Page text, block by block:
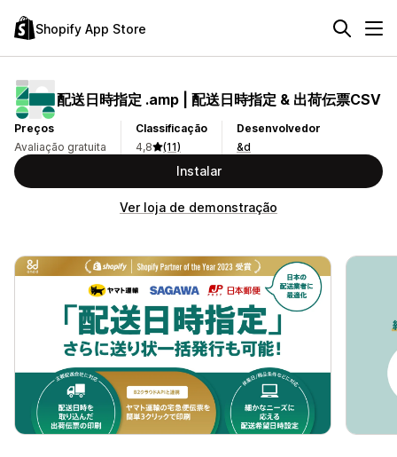
Shopify App Store
配送日時指定 .amp | 配送日時指定 & 出荷伝票CSV
Preços
Avaliação gratuita
Classificação
4,8
(11)
Desenvolvedor
&d
Instalar
Ver loja de demonstração